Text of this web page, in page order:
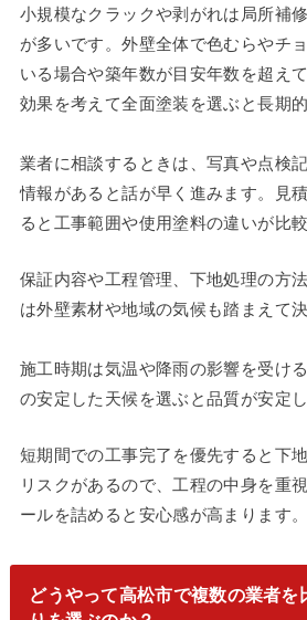
小規模なクラックや剥がれは局所補
が多いです。外壁全体で色むらやチ
いる場合や築年数が目安年数を超え
効果を考えて全面塗装を選ぶと長期
業者に相談するときは、写真や点検
情報があると話が早く進みます。見
ると工事範囲や使用塗料の違いが比
保証内容や工程管理、下地処理の方
は外壁素材や地域の気候も踏まえて
施工時期は気温や降雨の影響を受け
の安定した天候を選ぶと品質が安定し
短期間での工事完了を優先すると下
リスクがあるので、工程の中身を重
ールを詰めると安心感が高まります。
どうやって高松市で複数の業者を